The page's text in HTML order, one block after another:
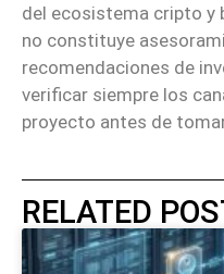
del ecosistema cripto y
no constituye
recomendaciones de
verificar siempre los
proyecto antes de
RELATED